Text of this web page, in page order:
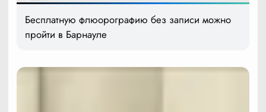
Бесплатную флюорографию без записи можно
пройти в Барнауле